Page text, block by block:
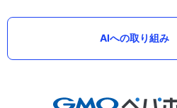
AIへの取り組み